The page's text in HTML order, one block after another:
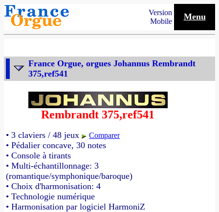
Version
Mobile
Menu
France Orgue, orgues Johannus Rembrandt
375,ref541
Rembrandt 375,ref541
• 3 claviers / 48 jeux Comparer
• Pédalier concave, 30 notes
• Console à tirants
• Multi-échantillonnage: 3
(romantique/symphonique/baroque)
• Choix d'harmonisation: 4
• Technologie numérique
• Harmonisation par logiciel HarmoniZ